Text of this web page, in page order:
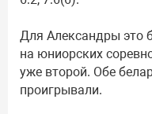
Для Александры это
на юниорских
уже второй. Обе
проигрывали.